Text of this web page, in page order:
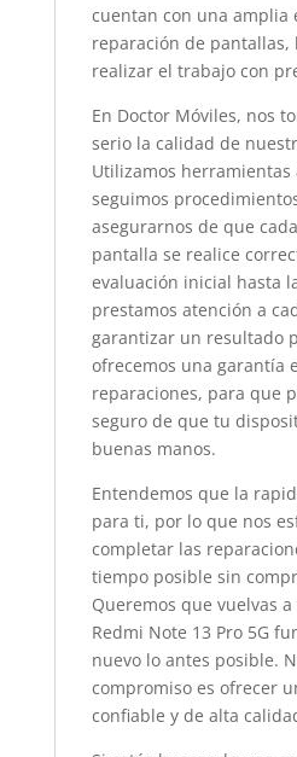
cuentan con una amplia
reparación de
realizar el trabajo con
En Doctor Móviles, nos
serio la calidad de
Utilizamos herramientas
seguimos
asegurarnos de que
pantalla se realice
evaluación inicial hasta
prestamos atención a
garantizar un resultado
ofrecemos una garantía
reparaciones, para que
seguro de que tu
buenas manos.
Entendemos que la
para ti, por lo que nos
completar las
tiempo posible sin
Queremos que vuelvas
Redmi Note 13 Pro 5G
nuevo lo antes posible.
compromiso es ofrecer
confiable y de alta